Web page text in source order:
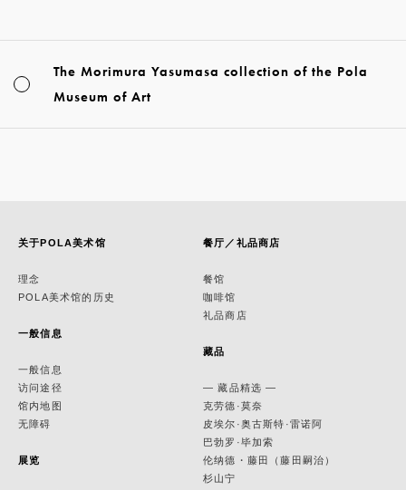
The Morimura Yasumasa collection of the Pola
Museum of Art
关于POLA美术馆
理念
POLA美术馆的历史
一般信息
一般信息
访问途径
馆内地图
无障碍
展览
餐厅／礼品商店
餐馆
咖啡馆
礼品商店
藏品
— 藏品精选 —
克劳德·莫奈
皮埃尔·奥古斯特·雷诺阿
巴勃罗·毕加索
伦纳德・藤田（藤田嗣治）
杉山宁